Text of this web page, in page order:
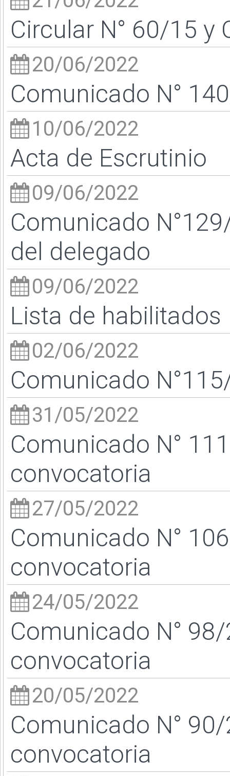
Circular N° 60/15 y
20/06/2022
Comunicado N°
10/06/2022
Acta de Escrutinio
09/06/2022
Comunicado
del delegado
09/06/2022
Lista de habilitados
02/06/2022
Comunicado
31/05/2022
Comunicado N°
convocatoria
27/05/2022
Comunicado N°
convocatoria
24/05/2022
Comunicado N°
convocatoria
20/05/2022
Comunicado N°
convocatoria